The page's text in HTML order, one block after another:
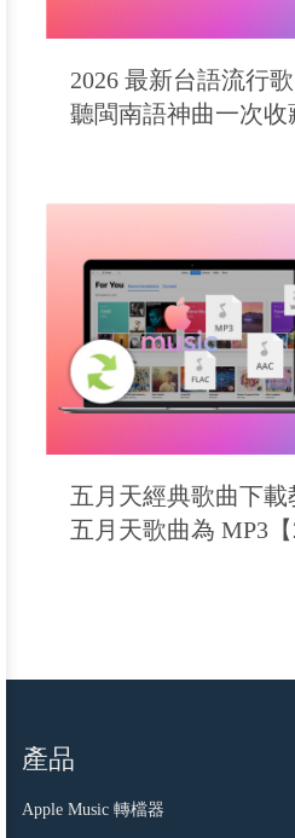
2026 最新台語流行
聽閩南語神曲一次收
五月天經典歌曲下
五月天歌曲為 MP3【
產品
Apple Music 轉檔器